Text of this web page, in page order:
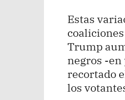
Estas
Trump
negros -
recortado
los